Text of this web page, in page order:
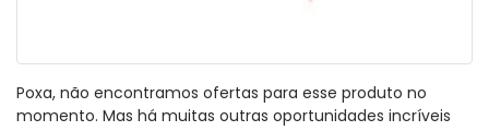
Poxa, não encontramos ofertas para esse produto no
momento. Mas há muitas outras oportunidades incríveis